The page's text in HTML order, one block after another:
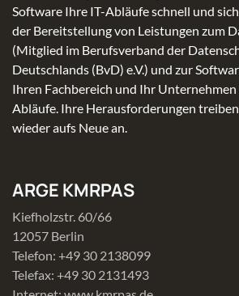
Software Ihre IT-Abläufe schnell und
der Bereitstellung von Leistungen zum
(Mitglied im Berufsverband der
Deutschlands (BvD) e.V.) und zur
Ihren Fachbereich und Ihr
Abläufe. Ihre Herausforderungen
wieder aufs Neue an.
ARGE KMRPAS
Kiefholzstr. 60/66
12057 Berlin
Telefon: +49 30 2138099
Telefax: +49 30 2131493